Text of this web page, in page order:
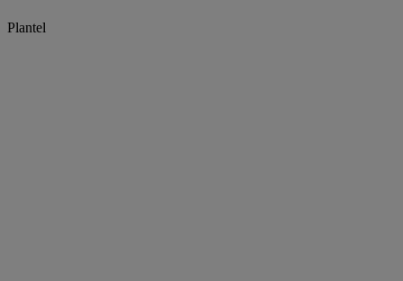
Plantel